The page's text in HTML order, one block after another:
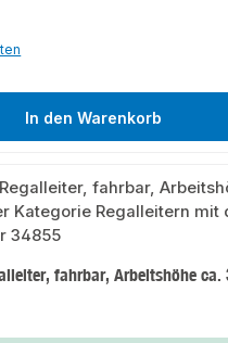
In den Warenkorb
fahrbar, Arbeitshöhe ca.